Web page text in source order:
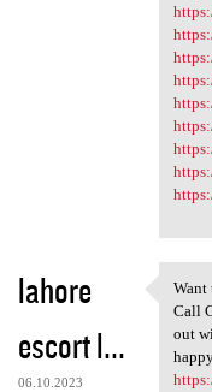
lahore
escort l...
06.10.2023
Want
Want
Call
out